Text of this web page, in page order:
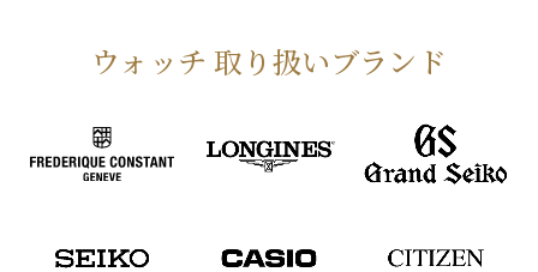
ウォッチ 取り扱いブランド